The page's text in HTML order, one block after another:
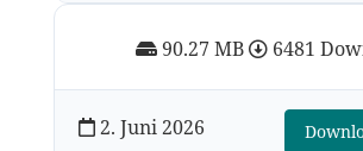
90.27 MB 6481
2. Juni 2026